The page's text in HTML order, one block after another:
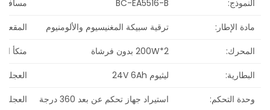
النموذج: BC-EA5516-B
مسافة
مادة الإطار:
ترقية سبيكة المغنيسيوم والألومنيوم
المقعد:
المحرك:
200W*2 بدون فرشاة
متكأ
البطارية:
ليثيوم 24V 6Ah
العجلة
وحدة التحكم:
استيراد جهاز تحكم عن بعد 360 درجة
العجلة